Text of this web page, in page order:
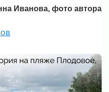
Иванова, фото автора